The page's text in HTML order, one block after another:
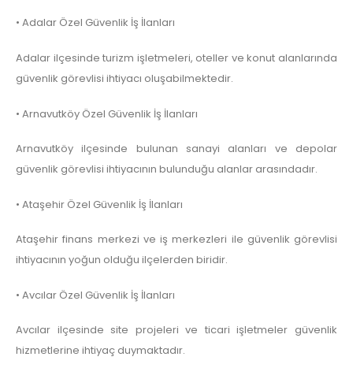
• Adalar Özel Güvenlik İş İlanları
Adalar ilçesinde turizm işletmeleri, oteller ve konut alanlarında
güvenlik görevlisi ihtiyacı oluşabilmektedir.
• Arnavutköy Özel Güvenlik İş İlanları
Arnavutköy ilçesinde bulunan sanayi alanları ve depolar
güvenlik görevlisi ihtiyacının bulunduğu alanlar arasındadır.
• Ataşehir Özel Güvenlik İş İlanları
Ataşehir finans merkezi ve iş merkezleri ile güvenlik görevlisi
ihtiyacının yoğun olduğu ilçelerden biridir.
• Avcılar Özel Güvenlik İş İlanları
Avcılar ilçesinde site projeleri ve ticari işletmeler güvenlik
hizmetlerine ihtiyaç duymaktadır.